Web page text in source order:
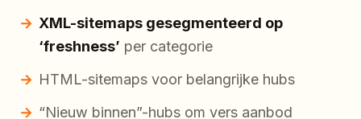
XML-sitemaps gesegmenteerd op
‘freshness’ per categorie
HTML-sitemaps voor belangrijke hubs
“Nieuw binnen”-hubs om vers aanbod